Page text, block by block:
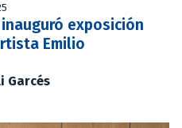
exposición
Emilio
Garcés